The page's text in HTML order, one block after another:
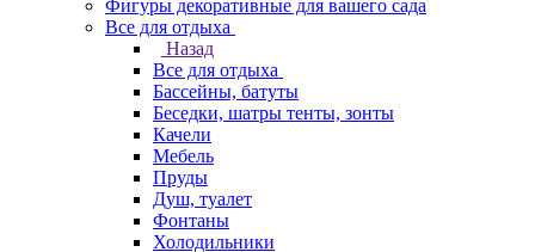
Фигуры декоративные для вашего сада
Все для отдыха
Назад
Все для отдыха
Бассейны, батуты
Беседки, шатры тенты, зонты
Качели
Мебель
Пруды
Душ, туалет
Фонтаны
Холодильники